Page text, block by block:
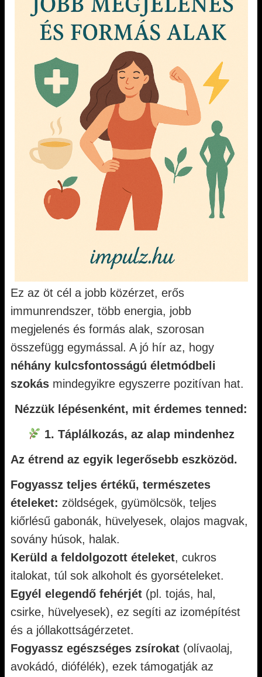
Ez az öt cél a jobb közérzet, erős
immunrendszer, több energia, jobb
megjelenés és formás alak, szorosan
összefügg egymással. A jó hír az, hogy
néhány kulcsfontosságú életmódbeli
szokás mindegyikre egyszerre pozitívan hat.
Nézzük lépésenként, mit érdemes tenned:
1. Táplálkozás, az alap mindenhez
Az étrend az egyik legerősebb eszközöd.
Fogyassz teljes értékű, természetes
ételeket: zöldségek, gyümölcsök, teljes
kiőrlésű gabonák, hüvelyesek, olajos magvak,
sovány húsok, halak.
Kerüld a feldolgozott ételeket, cukros
italokat, túl sok alkoholt és gyorsételeket.
Egyél elegendő fehérjét (pl. tojás, hal,
csirke, hüvelyesek), ez segíti az izomépítést
és a jóllakottságérzetet.
Fogyassz egészséges zsírokat (olívaolaj,
avokádó, diófélék), ezek támogatják az